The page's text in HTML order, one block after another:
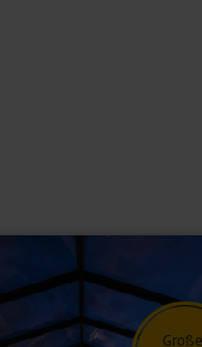
drei Personen (nicht